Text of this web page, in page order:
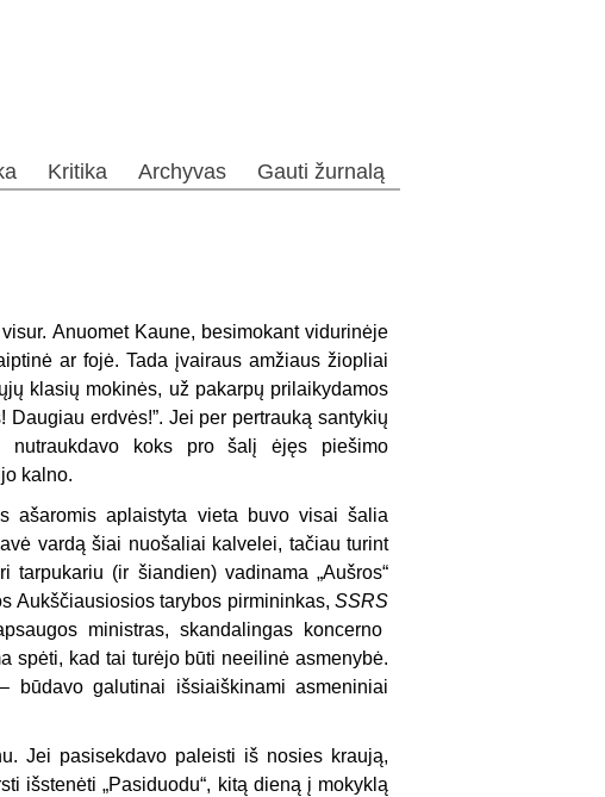
Kritika Archyvas Gauti žurnalą
Anuomet Kaune, besimokant vidurinėje
ar fojė. Tada įvairaus amžiaus žiopliai
klasių mokinės, už pakarpų prilaikydamos
erdvės!”. Jei per pertrauką santykių
nutraukdavo koks pro šalį ėjęs piešimo
kalno.
ašaromis aplaistyta vieta buvo visai šalia
vardą šiai nuošaliai kalvelei, tačiau turint
(ir šiandien) vadinama „Aušros“
Aukščiausiosios tarybos pirmininkas, SSRS
ministras, skandalingas koncerno
spėti, kad tai turėjo būti neeilinė asmenybė.
galutinai išsiaiškinami asmeniniai
Jei pasisekdavo paleisti iš nosies kraują,
išstenėti „Pasiduodu“, kitą dieną į mokyklą